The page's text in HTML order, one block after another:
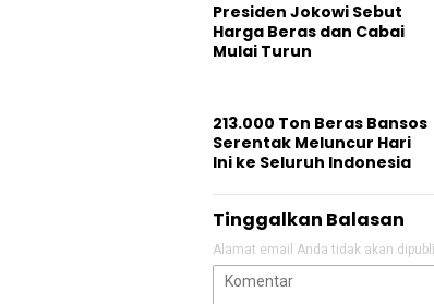
Presiden Jokowi Sebut
Harga Beras dan Cabai
Mulai Turun
213.000 Ton Beras Bansos
Serentak Meluncur Hari
Ini ke Seluruh Indonesia
Tinggalkan Balasan
Alamat email Anda tidak akan